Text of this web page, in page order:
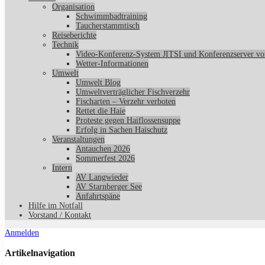
Organisation
Schwimmbadtraining
Taucherstammtisch
Reiseberichte
Technik
Video-Konferenz-System JITSI und Konferenzserver
Wetter-Informationen
Umwelt
Umwelt Blog
Umweltverträglicher Fischverzehr
Fischarten – Verzehr verboten
Rettet die Haie
Proteste gegen Haiflossensuppe
Erfolg in Sachen Haischutz
Veranstaltungen
Antauchen 2026
Sommerfest 2026
Intern
AV Langwieder
AV Starnberger See
Anfahrtspäne
Hilfe im Notfall
Vorstand / Kontakt
Anmelden
Artikelnavigation